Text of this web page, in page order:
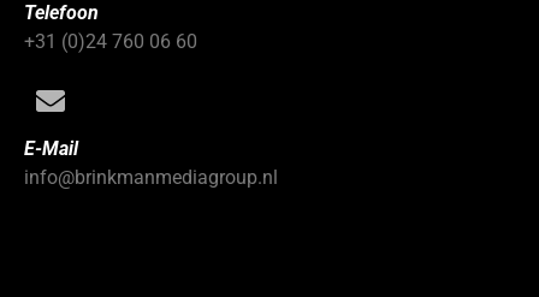
Telefoon
+31 (0)24 760 06 60
E-Mail
info@brinkmanmediagroup.nl